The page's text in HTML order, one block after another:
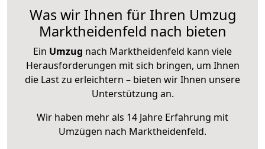
Was wir Ihnen für Ihren Umzug
Marktheidenfeld nach bieten
Ein Umzug nach Marktheidenfeld kann viele
Herausforderungen mit sich bringen, um Ihnen
die Last zu erleichtern – bieten wir Ihnen unsere
Unterstützung an.
Wir haben mehr als 14 Jahre Erfahrung mit
Umzügen nach Marktheidenfeld.